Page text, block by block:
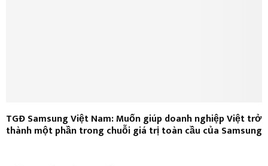
TGĐ Samsung Việt Nam: Muốn giúp doanh nghiệp Việt trở
thành một phần trong chuỗi giá trị toàn cầu của Samsung